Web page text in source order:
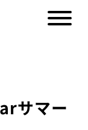
サマー